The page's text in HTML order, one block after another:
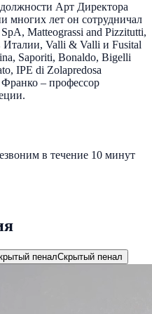
Арт Директора
многих лет он сотрудничал
Matteograssi and Pizzitutti,
Италии, Valli & Valli и Fusital
Saporiti, Bonaldo, Bigelli
IPE di Zolapredosa
– профессор
в течение 10 минут
пеналСкрытый пенал